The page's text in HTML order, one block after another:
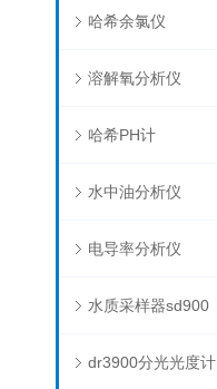
哈希余氯仪
溶解氧分析仪
哈希PH计
水中油分析仪
电导率分析仪
水质采样器sd900
dr3900分光光度计